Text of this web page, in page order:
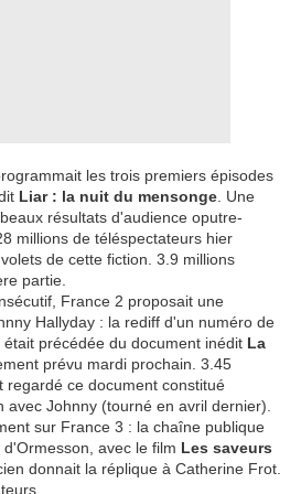
les trois premiers épisodes
Liar : la nuit du mensonge . Une
résultats d'audience oputre-
millions de téléspectateurs hier
de cette fiction. 3.9 millions
partie.
France 2 proposait une
Hallyday : la rediff d'un numéro de
précédée du document inédit La
prévu mardi prochain. 3.45
regardé ce document constitué
Johnny (tourné en avril dernier).
sur France 3 : la chaîne publique
avec le film Les saveurs
donnait la réplique à Catherine Frot.